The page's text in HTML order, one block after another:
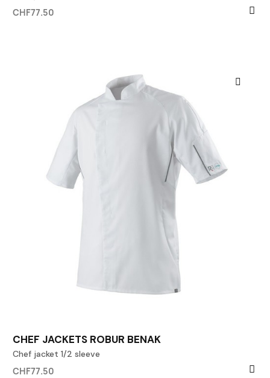
CHF77.50
CHEF JACKETS ROBUR BENAK
Chef jacket 1/2 sleeve
CHF77.50